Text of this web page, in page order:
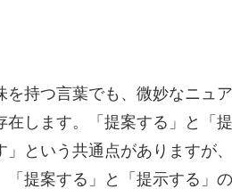
を持つ言葉でも、微妙なニュ
在します。「提案する」と「
という共通点がありますが
「提案する」と「提示する」